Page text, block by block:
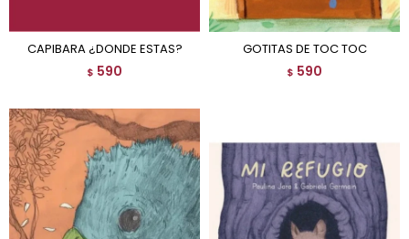
CAPIBARA ¿DONDE ESTAS?
$ 590
GOTITAS DE TOC TOC
$ 590